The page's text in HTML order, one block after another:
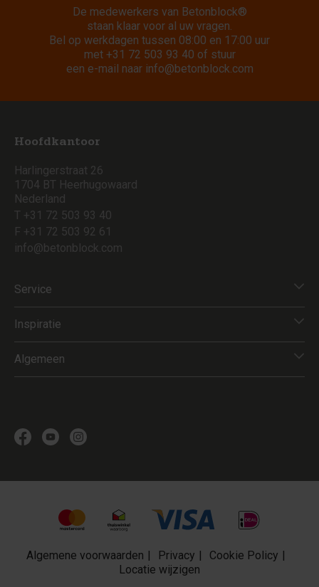
De medewerkers van Betonblock®
staan klaar voor al uw vragen.
Bel op werkdagen tussen 08:00 en 17:00 uur
met +31 72 503 93 40 of stuur
een e-mail naar info@betonblock.com
Hoofdkantoor
Harlingerstraat 26
1704 BT Heerhugowaard
Nederland
T +31 72 503 93 40
F +31 72 503 92 61
info@betonblock.com
Service
Inspiratie
Algemeen
Algemene voorwaarden Privacy
Cookie Policy
Locatie wijzigen